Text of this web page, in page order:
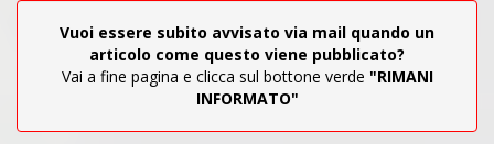
Vuoi essere subito avvisato via mail quando un
articolo come questo viene pubblicato?
Vai a fine pagina e clicca sul bottone verde "RIMANI
INFORMATO"